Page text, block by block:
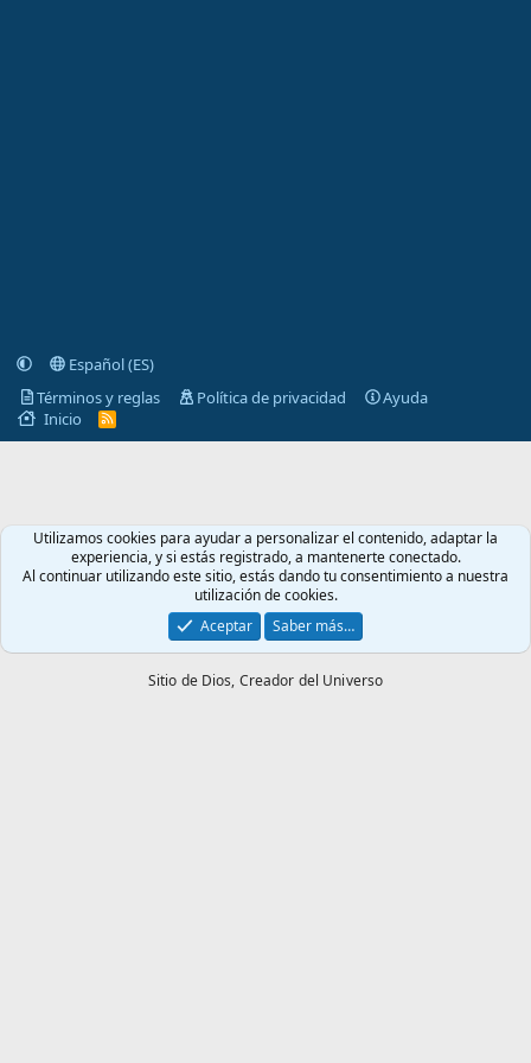
Español (ES)
Términos y reglas
Política de privacidad
Ayuda
Inicio
R
S
Utilizamos cookies para ayudar a personalizar el contenido, adaptar la
experiencia, y si estás registrado, a mantenerte conectado.
Al continuar utilizando este sitio, estás dando tu consentimiento a nuestra
utilización de cookies.
Aceptar
Saber más…
Sitio de Dios, Creador del Universo